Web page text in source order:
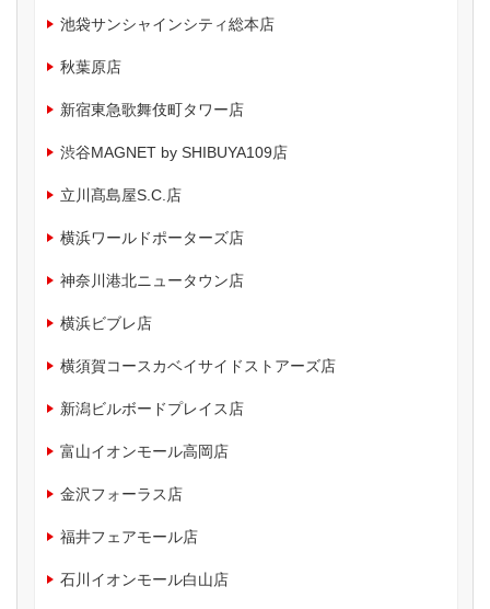
池袋サンシャインシティ総本店
秋葉原店
新宿東急歌舞伎町タワー店
渋谷MAGNET by SHIBUYA109店
立川髙島屋S.C.店
横浜ワールドポーターズ店
神奈川港北ニュータウン店
横浜ビブレ店
横須賀コースカベイサイドストアーズ店
新潟ビルボードプレイス店
富山イオンモール高岡店
金沢フォーラス店
福井フェアモール店
石川イオンモール白山店